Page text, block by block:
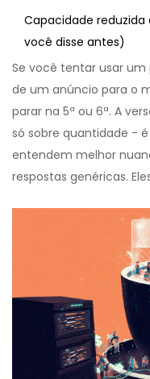
Capacidade
você disse antes)
Se você tentar usar
de um anúncio para o
parar na 5ª ou 6ª. A
só sobre quantidade -
entendem melhor
respostas genéricas.